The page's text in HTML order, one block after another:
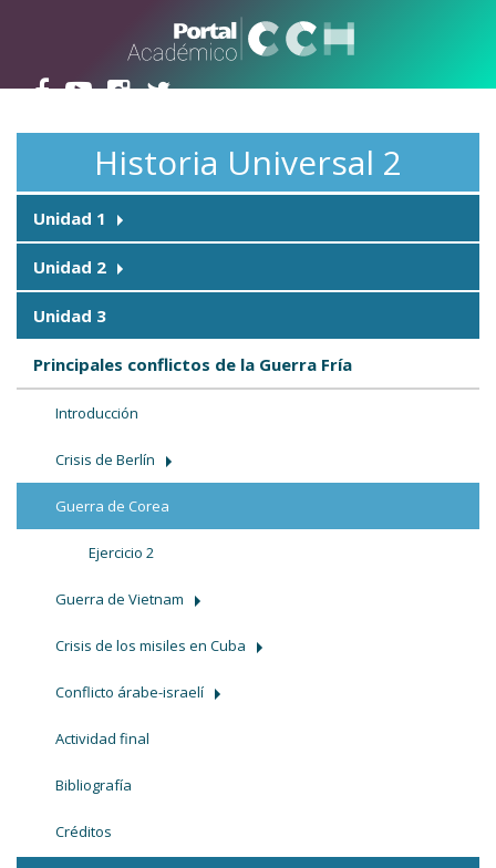
Historia Universal 2
Unidad 1
Unidad 2
Unidad 3
Principales conflictos de la Guerra Fría
Introducción
Crisis de Berlín
Guerra de Corea
Ejercicio 2
Guerra de Vietnam
Crisis de los misiles en Cuba
Conflicto árabe-israelí
Actividad final
Bibliografía
Créditos